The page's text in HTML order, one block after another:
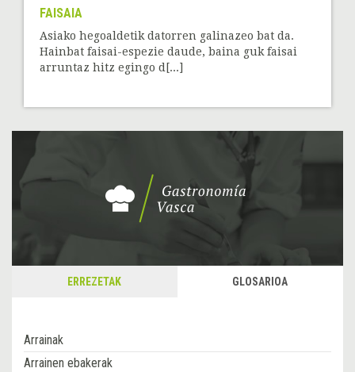
FAISAIA
Asiako hegoaldetik datorren galinazeo bat da.
Hainbat faisai-espezie daude, baina guk faisai
arruntaz hitz egingo d[...]
ERREZETAK GLOSARIOA
Arrainak
Arrainen ebakerak